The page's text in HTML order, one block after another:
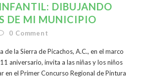
DIBUJANDO
DE MI MUNICIPIO
0 Comment
de la Sierra de Picachos, A.C., en el marco
aniversario, invita a las niñas y los niños
en el Primer Concurso Regional de Pintura